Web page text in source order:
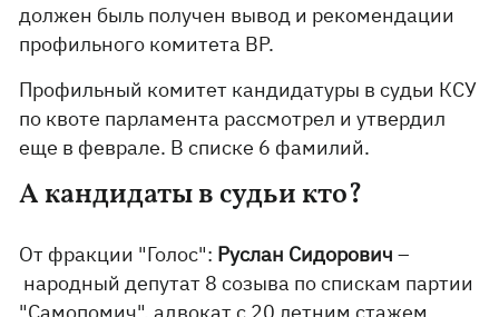
должен быль получен вывод и рекомендации
профильного комитета ВР.
Профильный комитет кандидатуры в судьи КСУ
по квоте парламента рассмотрел и утвердил
еще в феврале. В списке 6 фамилий.
А кандидаты в судьи кто?
От фракции "Голос": Руслан Сидорович –
народный депутат 8 созыва по спискам партии